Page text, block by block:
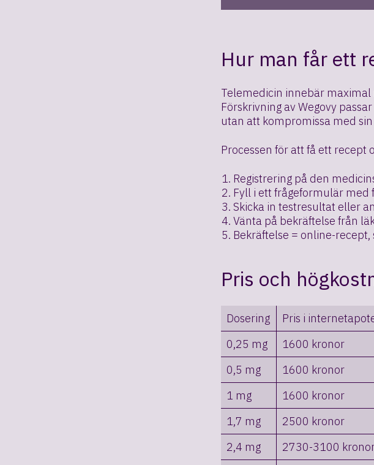
Hur man får ett
Telemedicin innebär
Förskrivning av Wegovy
utan att kompromissa med
Processen för att få ett
Registrering på den
Fyll i ett frågeformulär med
Skicka in testresultat eller
Vänta på bekräftelse från
Bekräftelse = online-
Pris och
Dosering Pris i
0,25 mg
1600 kronor
0,5 mg
1600 kronor
1 mg
1600 kronor
1,7 mg
2500 kronor
2,4 mg
2730-3100